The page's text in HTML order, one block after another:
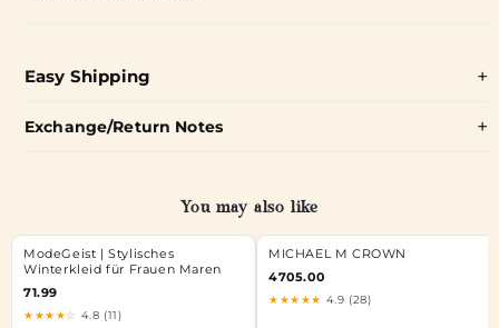
Easy Shipping
Exchange/Return Notes
You may also like
ModeGeist | Stylisches
Winterkleid für Frauen Maren
71.99
★★★★☆ 4.8 (11)
MICHAEL M CROWN
4705.00
★★★★★ 4.9 (28)